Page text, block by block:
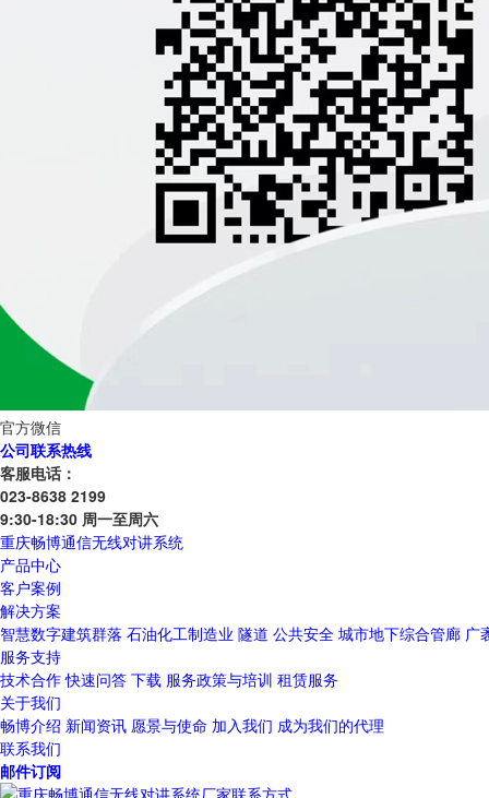
官方微信
公司联系热线
客服电话：
023-8638 2199
9:30-18:30 周一至周六
重庆畅博通信无线对讲系统
产品中心
客户案例
解决方案
智慧数字建筑群落 石油化工制造业 隧道 公共安全 城市地下综合管廊 广
服务支持
技术合作 快速问答 下载 服务政策与培训 租赁服务
关于我们
畅博介绍 新闻资讯 愿景与使命 加入我们 成为我们的代理
联系我们
邮件订阅